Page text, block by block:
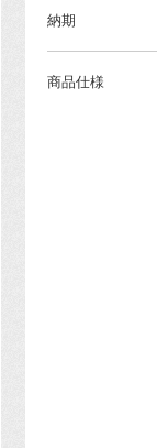
納期
商品仕様